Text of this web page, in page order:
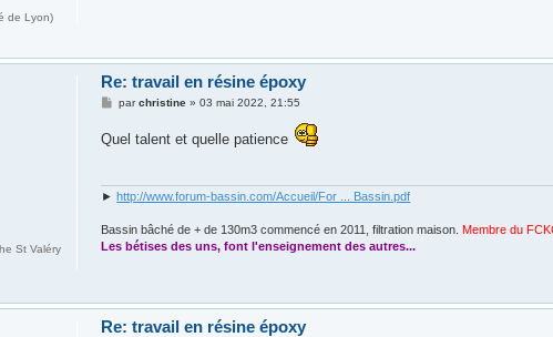
de Lyon)
St Valéry
Re: travail en résine époxy
M
s
parchristine »03 mai 2022, 21:55
Quel talent et quelle patience
►http://www.forum-bassin.com/Accueil/For ... Bassin.pdf
Bassin bâché de + de 130m3 commencé en 2011, filtration maison. Membre du
Les bétises des uns, font l'enseignement des autres...
Re: travail en résine époxy